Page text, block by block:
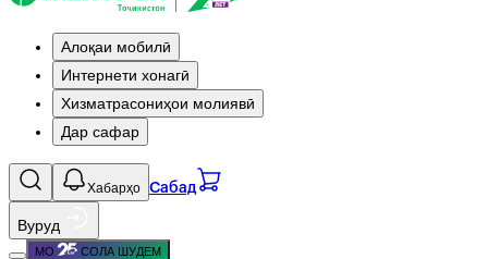
Алоқаи мобилӣ
Интернети хонагӣ
Хизматрасониҳои молиявӣ
Дар сафар
Хабарҳо Сабад
Вуруд
МО СОЛА ШУДЕМ